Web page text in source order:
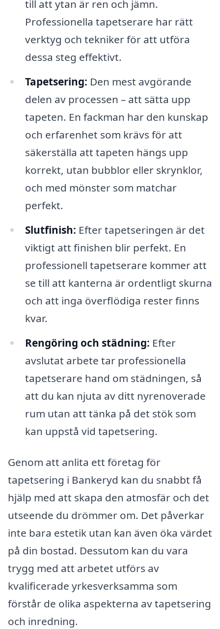
till att ytan är ren och jämn.
Professionella tapetserare har rätt
verktyg och tekniker för att utföra
dessa steg effektivt.
Tapetsering: Den mest avgörande
delen av processen – att sätta upp
tapeten. En fackman har den kunskap
och erfarenhet som krävs för att
säkerställa att tapeten hängs upp
korrekt, utan bubblor eller skrynklor,
och med mönster som matchar
perfekt.
Slutfinish: Efter tapetseringen är det
viktigt att finishen blir perfekt. En
professionell tapetserare kommer att
se till att kanterna är ordentligt skurna
och att inga överflödiga rester finns
kvar.
Rengöring och städning: Efter
avslutat arbete tar professionella
tapetserare hand om städningen, så
att du kan njuta av ditt nyrenoverade
rum utan att tänka på det stök som
kan uppstå vid tapetsering.
Genom att anlita ett företag för
tapetsering i Bankeryd kan du snabbt få
hjälp med att skapa den atmosfär och det
utseende du drömmer om. Det påverkar
inte bara estetik utan kan även öka värdet
på din bostad. Dessutom kan du vara
trygg med att arbetet utförs av
kvalificerade yrkesverksamma som
förstår de olika aspekterna av tapetsering
och inredning.